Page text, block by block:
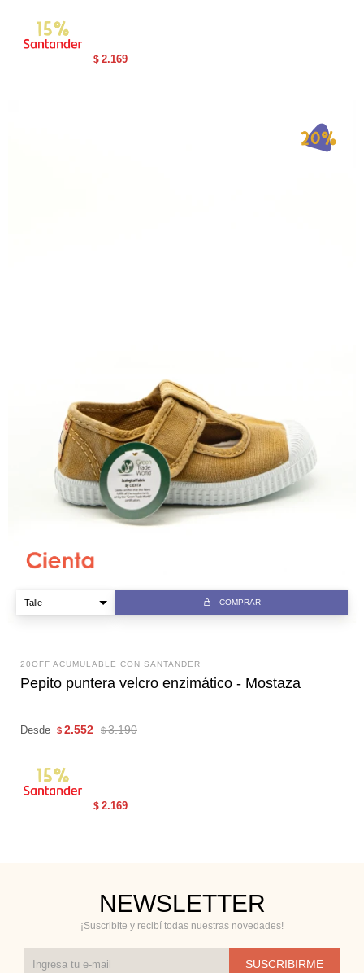
$ 2.169
COMPRAR
20OFF ACUMULABLE CON SANTANDER
Pepito puntera velcro enzimático - Mostaza
Desde $ 2.552 $ 3.190
$ 2.169
NEWSLETTER
¡Suscribite y recibí todas nuestras novedades!
SUSCRIBIRME